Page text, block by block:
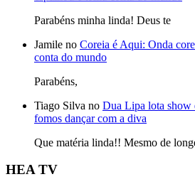
Parabéns minha linda! Deus te
Jamile no Coreia é Aqui: Onda
conta do mundo
Parabéns,
Tiago Silva no Dua Lipa lota
fomos dançar com a diva
Que matéria linda!! Mesmo de
HEA TV